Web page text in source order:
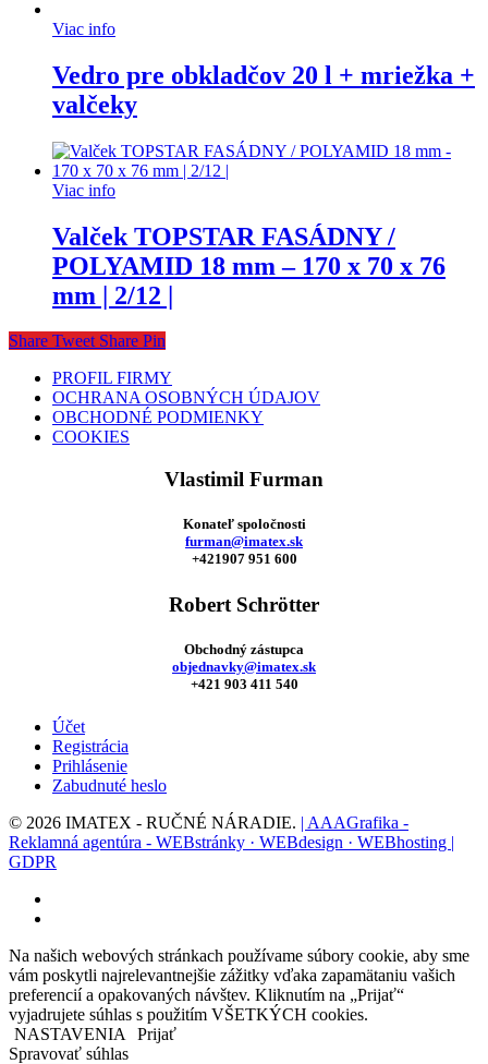
Viac info
Vedro pre obkladčov 20 l + mriežka +
valčeky
Viac info
Valček TOPSTAR FASÁDNY /
POLYAMID 18 mm – 170 x 70 x 76
mm | 2/12 |
Share Tweet Share Pin
PROFIL FIRMY
OCHRANA OSOBNÝCH ÚDAJOV
OBCHODNÉ PODMIENKY
COOKIES
Vlastimil Furman
Konateľ spoločnosti
furman@imatex.sk
+421907 951 600
Robert Schrötter
Obchodný zástupca
objednavky@imatex.sk
+421 903 411 540
Účet
Registrácia
Prihlásenie
Zabudnuté heslo
© 2026 IMATEX - RUČNÉ NÁRADIE. | AAAGrafika -
Reklamná agentúra - WEBstránky · WEBdesign · WEBhosting |
GDPR
Na našich webových stránkach používame súbory cookie, aby sme
vám poskytli najrelevantnejšie zážitky vďaka zapamätaniu vašich
preferencií a opakovaných návštev. Kliknutím na „Prijať“
vyjadrujete súhlas s použitím VŠETKÝCH cookies.
NASTAVENIA
Prijať
Spravovať súhlas